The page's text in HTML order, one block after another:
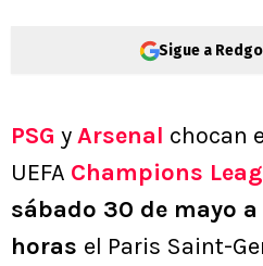
Sigue a
PSG yArsenal chocan
UEFA Champions
sábado 30 de mayo
horas el Paris Saint-